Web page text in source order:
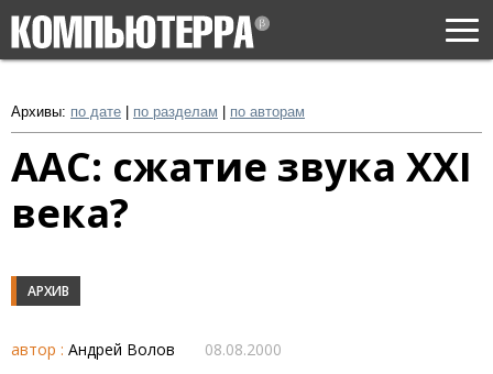
Архивы: по дате по разделам по авторам
ААС: сжатие звука XXI
века?
АРХИВ
автор : Андрей Волов 08.08.2000